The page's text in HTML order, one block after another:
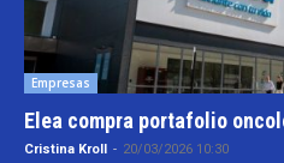
Empresas
Elea compra portafolio
Cristina Kroll - 20/03/2026 10:30